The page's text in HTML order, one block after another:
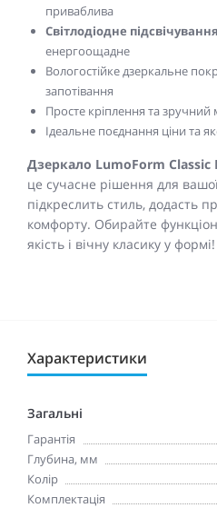
приваблива
Світлодіодне підсвічування
енергоощадне
Вологостійке дзеркальне
запотівання
Просте кріплення та
Ідеальне поєднання ціни та
Дзеркало LumoForm Classic
це сучасне рішення для
підкреслить стиль, додасть
комфорту. Обирайте
якість і вічну класику у формі!
Характеристики
Загальні
Гарантія
Глубина, мм
Колір
Комплектація